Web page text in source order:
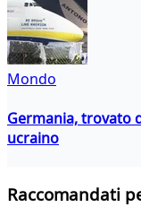
Mondo
Germania, trovato
ucraino
Raccomandati